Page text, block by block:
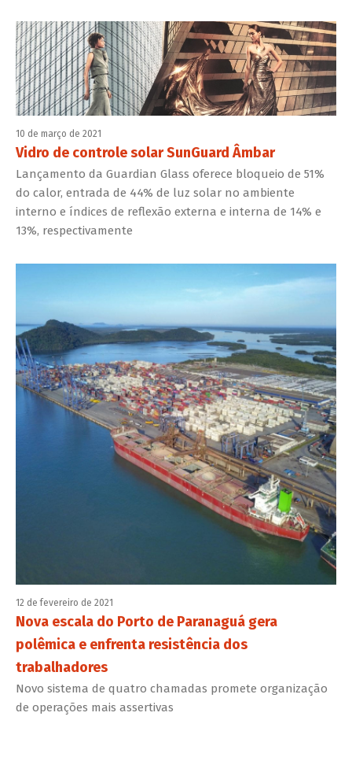
10 de março de 2021
Vidro de controle solar SunGuard Âmbar
Lançamento da Guardian Glass oferece bloqueio de 51%
do calor, entrada de 44% de luz solar no ambiente
interno e índices de reflexão externa e interna de 14% e
13%, respectivamente
12 de fevereiro de 2021
Nova escala do Porto de Paranaguá gera
polêmica e enfrenta resistência dos
trabalhadores
Novo sistema de quatro chamadas promete organização
de operações mais assertivas